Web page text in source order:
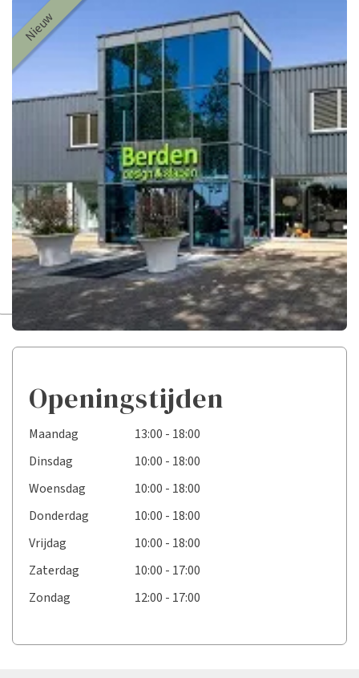
Nieuw
Openingstijden
Maandag
13:00 - 18:00
Dinsdag
10:00 - 18:00
Woensdag
10:00 - 18:00
Donderdag
10:00 - 18:00
Vrijdag
10:00 - 18:00
Zaterdag
10:00 - 17:00
Zondag
12:00 - 17:00